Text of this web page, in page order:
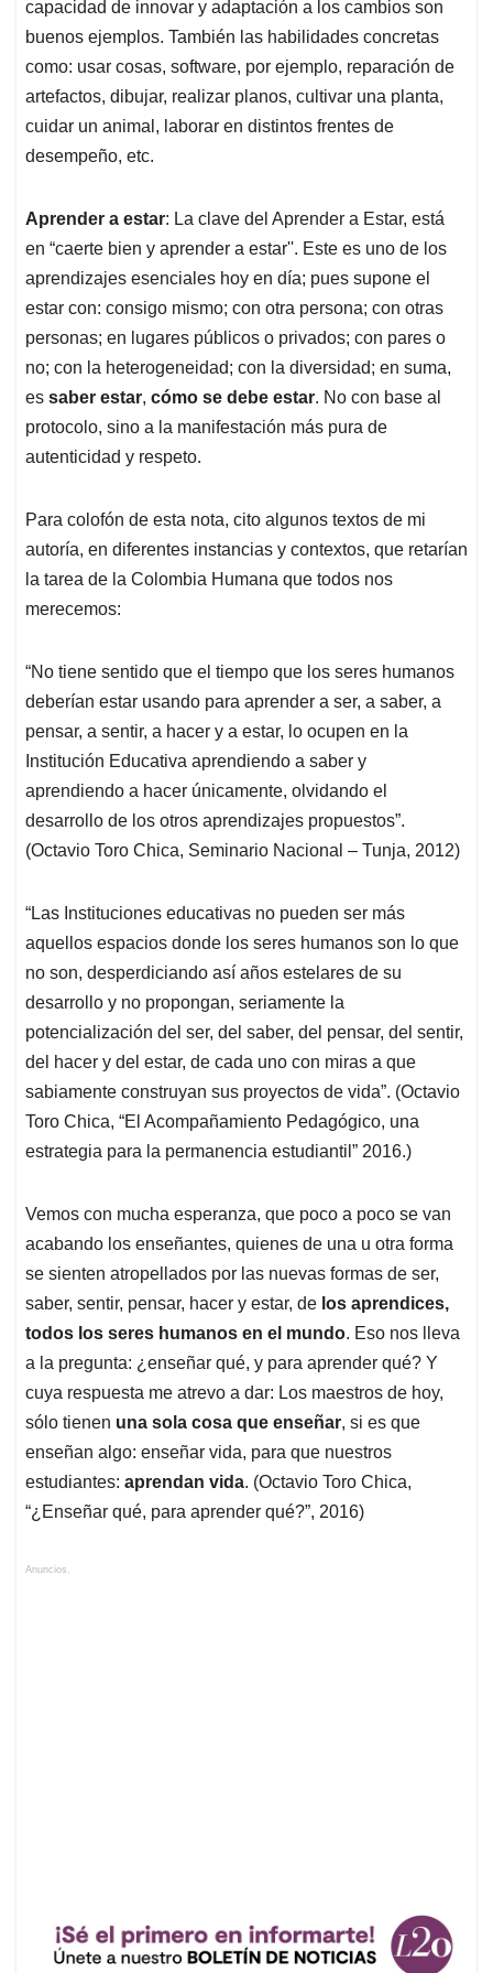
capacidad de innovar y adaptación a los cambios son
buenos ejemplos. También las habilidades concretas
como: usar cosas, software, por ejemplo, reparación de
artefactos, dibujar, realizar planos, cultivar una planta,
cuidar un animal, laborar en distintos frentes de
desempeño, etc.
Aprender a estar: La clave del Aprender a Estar, está
en “caerte bien y aprender a estar''. Este es uno de los
aprendizajes esenciales hoy en día; pues supone el
estar con: consigo mismo; con otra persona; con otras
personas; en lugares públicos o privados; con pares o
no; con la heterogeneidad; con la diversidad; en suma,
es saber estar, cómo se debe estar. No con base al
protocolo, sino a la manifestación más pura de
autenticidad y respeto.
Para colofón de esta nota, cito algunos textos de mi
autoría, en diferentes instancias y contextos, que retarían
la tarea de la Colombia Humana que todos nos
merecemos:
“No tiene sentido que el tiempo que los seres humanos
deberían estar usando para aprender a ser, a saber, a
pensar, a sentir, a hacer y a estar, lo ocupen en la
Institución Educativa aprendiendo a saber y
aprendiendo a hacer únicamente, olvidando el
desarrollo de los otros aprendizajes propuestos”.
(Octavio Toro Chica, Seminario Nacional – Tunja, 2012)
“Las Instituciones educativas no pueden ser más
aquellos espacios donde los seres humanos son lo que
no son, desperdiciando así años estelares de su
desarrollo y no propongan, seriamente la
potencialización del ser, del saber, del pensar, del sentir,
del hacer y del estar, de cada uno con miras a que
sabiamente construyan sus proyectos de vida”. (Octavio
Toro Chica, “El Acompañamiento Pedagógico, una
estrategia para la permanencia estudiantil” 2016.)
Vemos con mucha esperanza, que poco a poco se van
acabando los enseñantes, quienes de una u otra forma
se sienten atropellados por las nuevas formas de ser,
saber, sentir, pensar, hacer y estar, de los aprendices,
todos los seres humanos en el mundo. Eso nos lleva
a la pregunta: ¿enseñar qué, y para aprender qué? Y
cuya respuesta me atrevo a dar: Los maestros de hoy,
sólo tienen una sola cosa que enseñar, si es que
enseñan algo: enseñar vida, para que nuestros
estudiantes: aprendan vida. (Octavio Toro Chica,
“¿Enseñar qué, para aprender qué?”, 2016)
Anuncios.